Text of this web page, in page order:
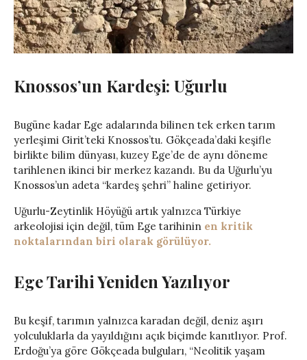
Knossos’un Kardeşi: Uğurlu
Bugüne kadar Ege adalarında bilinen tek erken tarım
yerleşimi Girit’teki Knossos’tu. Gökçeada’daki keşifle
birlikte bilim dünyası, kuzey Ege’de de aynı döneme
tarihlenen ikinci bir merkez kazandı. Bu da Uğurlu’yu
Knossos’un adeta “kardeş şehri” haline getiriyor.
Uğurlu-Zeytinlik Höyüğü artık yalnızca Türkiye
arkeolojisi için değil, tüm Ege tarihinin en kritik
noktalarından biri olarak görülüyor.
Ege Tarihi Yeniden Yazılıyor
Bu keşif, tarımın yalnızca karadan değil, deniz aşırı
yolculuklarla da yayıldığını açık biçimde kanıtlıyor. Prof.
Erdoğu’ya göre Gökçeada bulguları, “Neolitik yaşam